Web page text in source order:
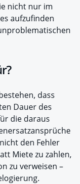
nicht nur im
aufzufinden
dass
Dauer des
die daraus
den Fehler
Miete zu zahlen,
zu verweisen –